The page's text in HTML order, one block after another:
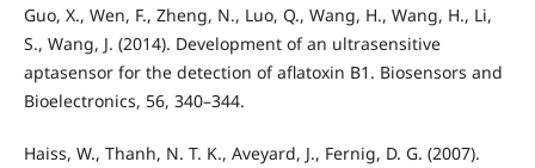
Guo, X., Wen, F., Zheng, N., Luo, Q., Wang, H., Wang, H., Li,
S., Wang, J. (2014). Development of an ultrasensitive
aptasensor for the detection of aflatoxin B1. Biosensors and
Bioelectronics, 56, 340–344.
Haiss, W., Thanh, N. T. K., Aveyard, J., Fernig, D. G. (2007).